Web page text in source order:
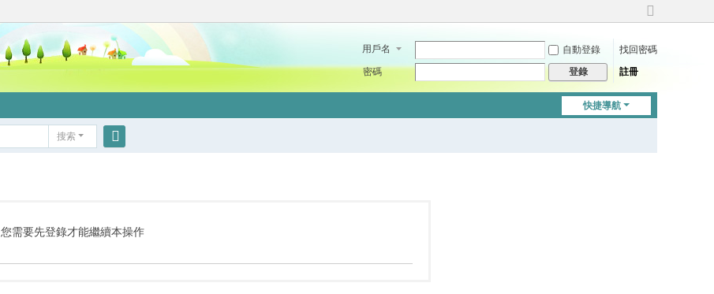
切
到
用戶名 自動登錄
找回密碼
密碼
登錄 註冊
快捷導航
搜索
您需要先登錄才能繼續本操作